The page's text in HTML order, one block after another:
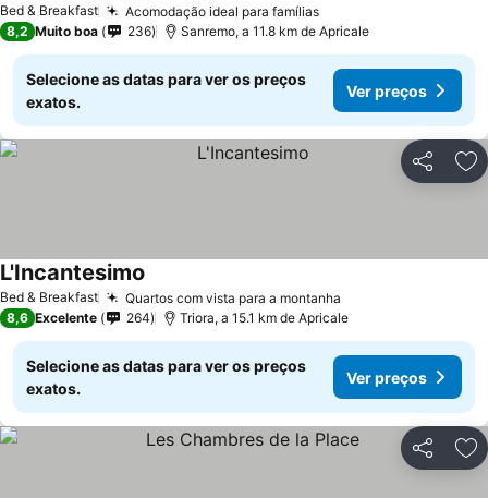
Bed & Breakfast Acomodação ideal para famíliasVer preços
8,2 Muito boa 236 Sanremo, a 11.8 km de Apricale
Selecione as datas para ver os preços
exatos.
Ver preços
Partilhar
Bed & Breakfast Quartos com vista para a montanha
L'Incantesimo
8,6 Excelente 264 Triora, a 15.1 km de Apricale
Selecione as datas para ver os preços
exatos.
Ver preços
Partilhar